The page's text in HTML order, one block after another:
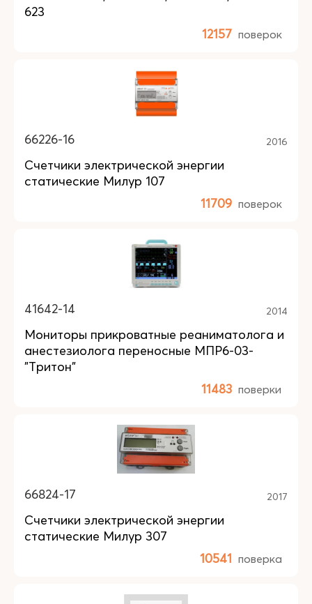
623
12157 поверок
66226-16 2016
Счетчики электрической энергии
статические Милур 107
11709 поверок
41642-14 2014
Мониторы прикроватные реаниматолога и
анестезиолога переносные МПР6-03-
"Тритон"
11483 поверки
66824-17 2017
Счетчики электрической энергии
статические Милур 307
10541 поверка